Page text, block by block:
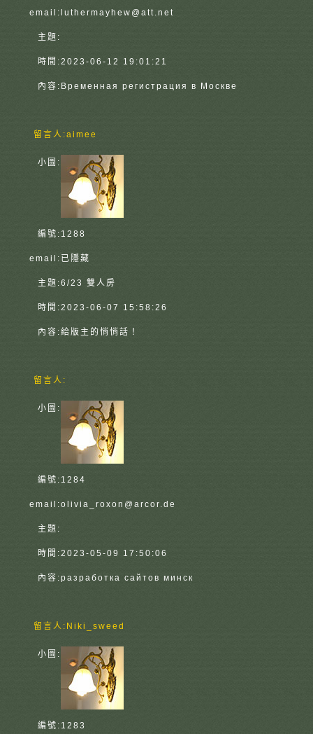
email: luthermayhew@att.net
主題:
時間:2023-06-12 19:01:21
內容: Временная регистрация в Москве
留言人:aimee
小圖:
編號: 1288
email: 已隱藏
主題:6/23 雙人房
時間:2023-06-07 15:58:26
內容:給版主的悄悄話！
留言人:
小圖:
編號: 1284
email:olivia_roxon@arcor.de
主題:
時間:2023-05-09 17:50:06
內容:разработка сайтов минск
留言人: Niki_sweed
小圖:
編號: 1283